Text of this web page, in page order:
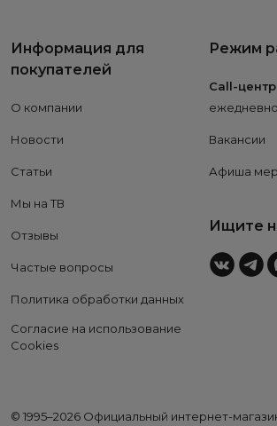
Информация для
покупателей
О компании
Новости
Статьи
Мы на ТВ
Отзывы
Частые вопросы
Политика обработки данных
Согласие на использование
Cookies
Режим
Call-центр
ежедневно
Вакансии
Афиша
Ищите
© 1995–2026 Официальный интернет-